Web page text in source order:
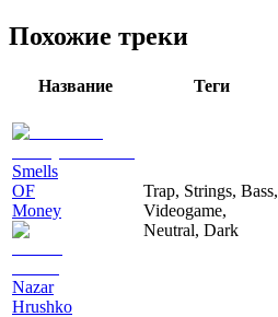
Похожие треки
Название Теги
Smells
OF
Money
Nazar
Hrushko
Trap, Strings, Bass,
Videogame,
Neutral, Dark